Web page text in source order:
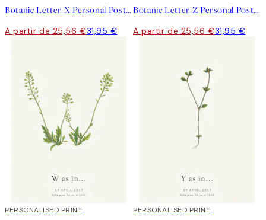
Botanic Letter X Personal Poster
A partir de 25,56 €31,95 €
Botanic Letter Z Personal Poster
A partir de 25,56 €31,95 €
20%*
PERSONALISED PRINT 20%*
PERSONALISED PRINT